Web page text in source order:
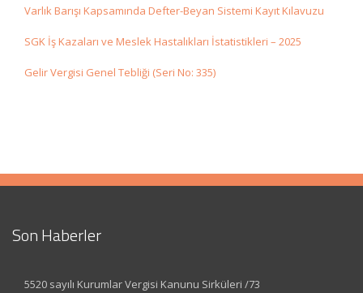
Varlık Barışı Kapsamında Defter-Beyan Sistemi Kayıt Kılavuzu
SGK İş Kazaları ve Meslek Hastalıkları İstatistikleri – 2025
Gelir Vergisi Genel Tebliği (Seri No: 335)
Son Haberler
5520 sayılı Kurumlar Vergisi Kanunu Sirküleri /73